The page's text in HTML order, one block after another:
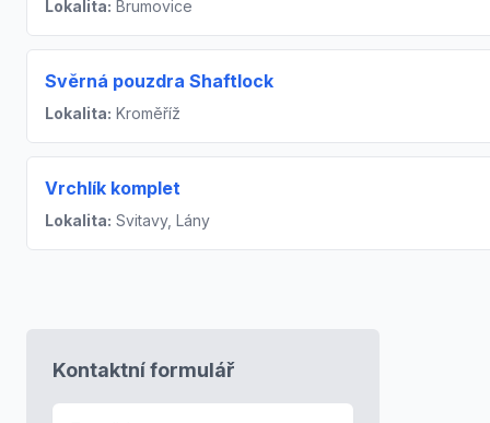
Lokalita: Brumovice
Svěrná pouzdra Shaftlock
Lokalita: Kroměříž
Vrchlík komplet
Lokalita: Svitavy, Lány
Kontaktní formulář